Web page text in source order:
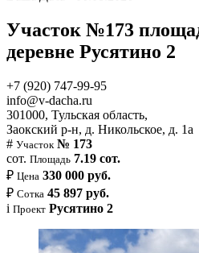
Участок №173
деревне Русятино 2
+7 (920) 747-99-95
info@v-dacha.ru
301000, Тульская область,
Заокский р-н, д. Никольское, д. 1а
# Участок № 173
сот. Площадь 7.19 сот.
₽ Цена 330 000 руб.
₽ Сотка 45 897 руб.
i Проект Русятино 2